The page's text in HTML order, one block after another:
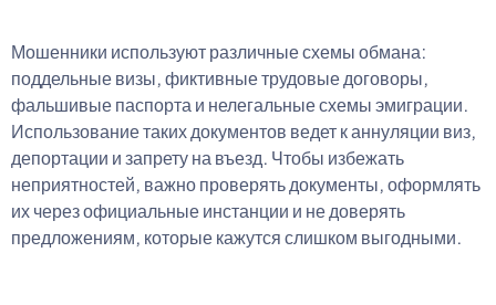
Мошенники используют различные схемы обмана:
поддельные визы, фиктивные трудовые договоры,
фальшивые паспорта и нелегальные схемы эмиграции.
Использование таких документов ведет к аннуляции виз,
депортации и запрету на въезд. Чтобы избежать
неприятностей, важно проверять документы, оформлять
их через официальные инстанции и не доверять
предложениям, которые кажутся слишком выгодными.